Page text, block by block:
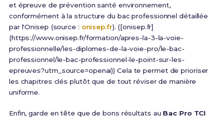
et épreuve de prévention santé environnement,
conformément à la structure du bac professionnel détaillée
par l'Onisep (source : onisep.fr). ([onisep.fr]
(https://www.onisep.fr/formation/apres-la-3-la-voie-
professionnelle/les-diplomes-de-la-voie-pro/le-bac-
professionnel/le-bac-professionnel-le-point-sur-les-
epreuves?utm_source=openai)) Cela te permet de prioriser
les chapitres clés plutôt que de tout réviser de manière
uniforme.
Enfin, garde en tête que de bons résultats au Bac Pro TCI